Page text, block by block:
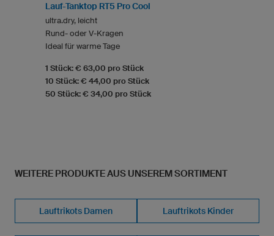
Lauf-Tanktop RT5 Pro Cool
ultra.dry, leicht
Rund- oder V-Kragen
Ideal für warme Tage
1 Stück: € 63,00 pro Stück
10 Stück: € 44,00 pro Stück
50 Stück: € 34,00 pro Stück
WEITERE PRODUKTE AUS UNSEREM SORTIMENT
Lauftrikots Damen Lauftrikots Kinder